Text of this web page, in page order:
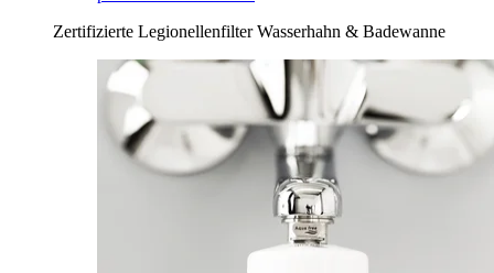
Zertifizierte Legionellenfilter Wasserhahn & Badewanne